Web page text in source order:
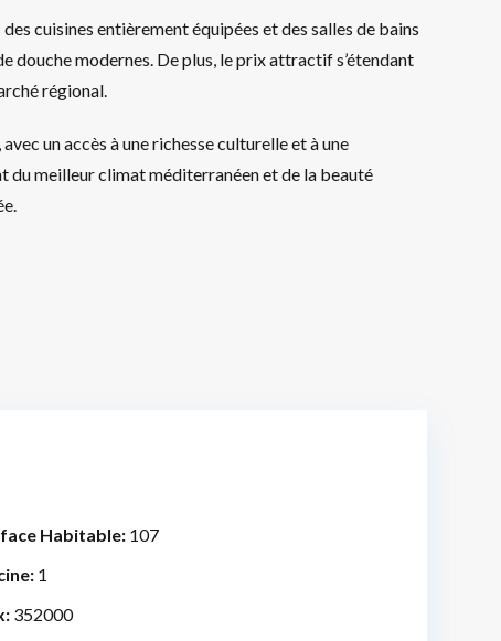
cuisines entièrement équipées et des salles de bains
douche modernes. De plus, le prix attractif s’étendant
régional.
un accès à une richesse culturelle et à une
du meilleur climat méditerranéen et de la beauté
Habitable: 107
1
352000